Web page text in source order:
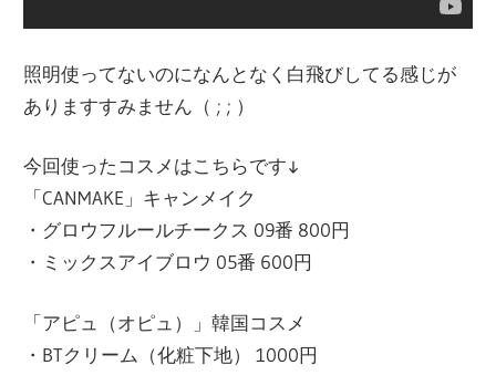
照明使ってないのになんとなく白飛びしてる感じが
ありますすみません（ ; ; ）
今回使ったコスメはこちらです↓
「CANMAKE」キャンメイク
・グロウフルールチークス 09番 800円
・ミックスアイブロウ 05番 600円
「アピュ（オピュ）」韓国コスメ
・BTクリーム（化粧下地） 1000円